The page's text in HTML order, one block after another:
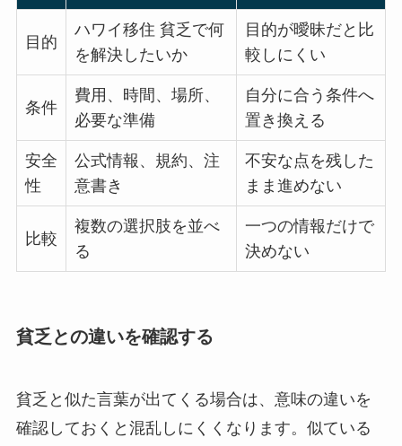
目的
ハワイ移住 貧乏で何
を解決したいか
目的が曖昧だと比
較しにくい
条件
費用、時間、場所、
必要な準備
自分に合う条件へ
置き換える
安全
性
公式情報、規約、注
意書き
不安な点を残した
まま進めない
比較
複数の選択肢を並べ
る
一つの情報だけで
決めない
貧乏との違いを確認する
貧乏と似た言葉が出てくる場合は、意味の違いを
確認しておくと混乱しにくくなります。似ている